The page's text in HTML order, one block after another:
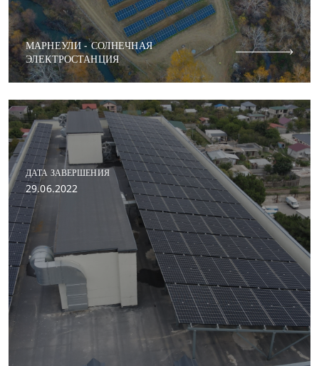
МАРНЕУЛИ - СОЛНЕЧНАЯ
ЭЛЕКТРОСТАНЦИЯ
ДАТА ЗАВЕРШЕНИЯ
29.06.2022